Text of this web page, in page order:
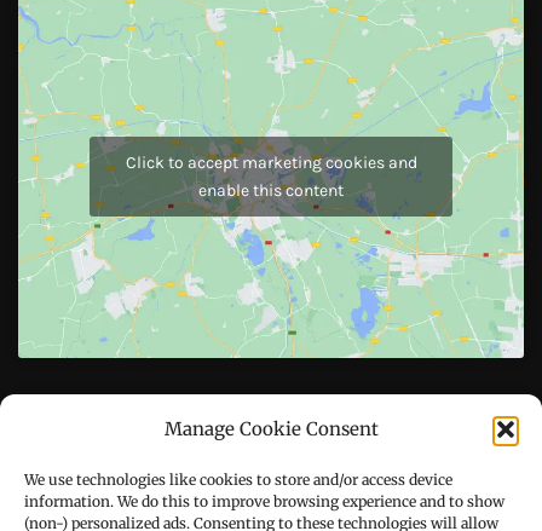
Manage Cookie Consent
We use technologies like cookies to store and/or access device
information. We do this to improve browsing experience and to show
(non-) personalized ads. Consenting to these technologies will allow
Click to accept marketing cookies and
enable this content
Copyright © All right reserved Powered by TechyBuddies
Theme: Royal News byThemeinWP